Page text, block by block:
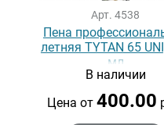
Арт. 4538
Пена
летняя TYTAN 65
мл
В наличии
Цена от400.00